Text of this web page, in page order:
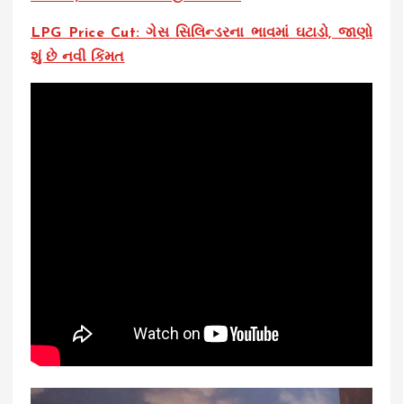
LPG Price Cut: ગેસ સિલિન્ડરના ભાવમાં ઘટાડો, જાણો
શું છે નવી કિંમત